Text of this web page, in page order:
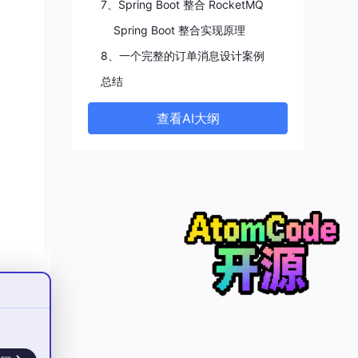
7、Spring Boot 整合 RocketMQ
Spring Boot 整合实现原理
8、一个完整的订单消息设计案例
总结
查看AI大纲